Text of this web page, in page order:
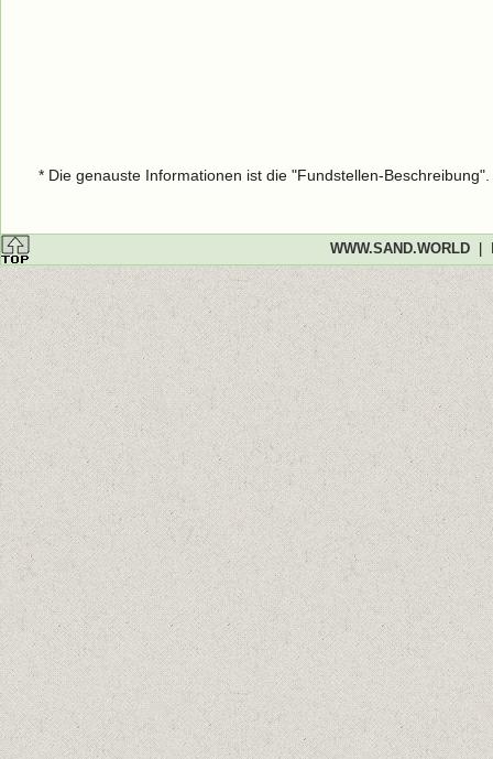
* Die genauste Informationen ist die "Fundstellen-
WWW.SAND.WORLD|